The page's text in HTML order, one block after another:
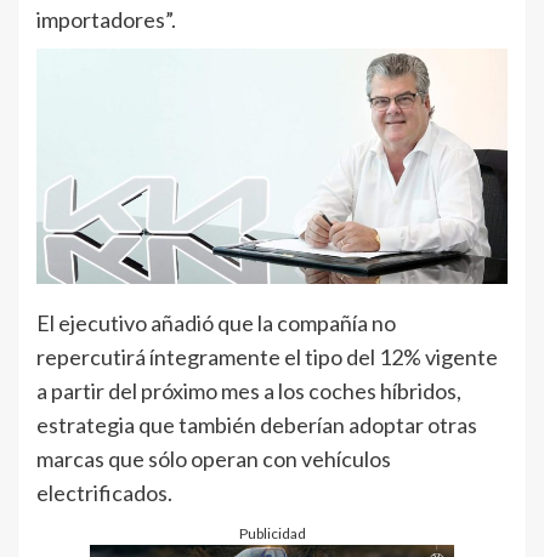
importadores”.
El ejecutivo añadió que la compañía no
repercutirá íntegramente el tipo del 12% vigente
a partir del próximo mes a los coches híbridos,
estrategia que también deberían adoptar otras
marcas que sólo operan con vehículos
electrificados.
Publicidad